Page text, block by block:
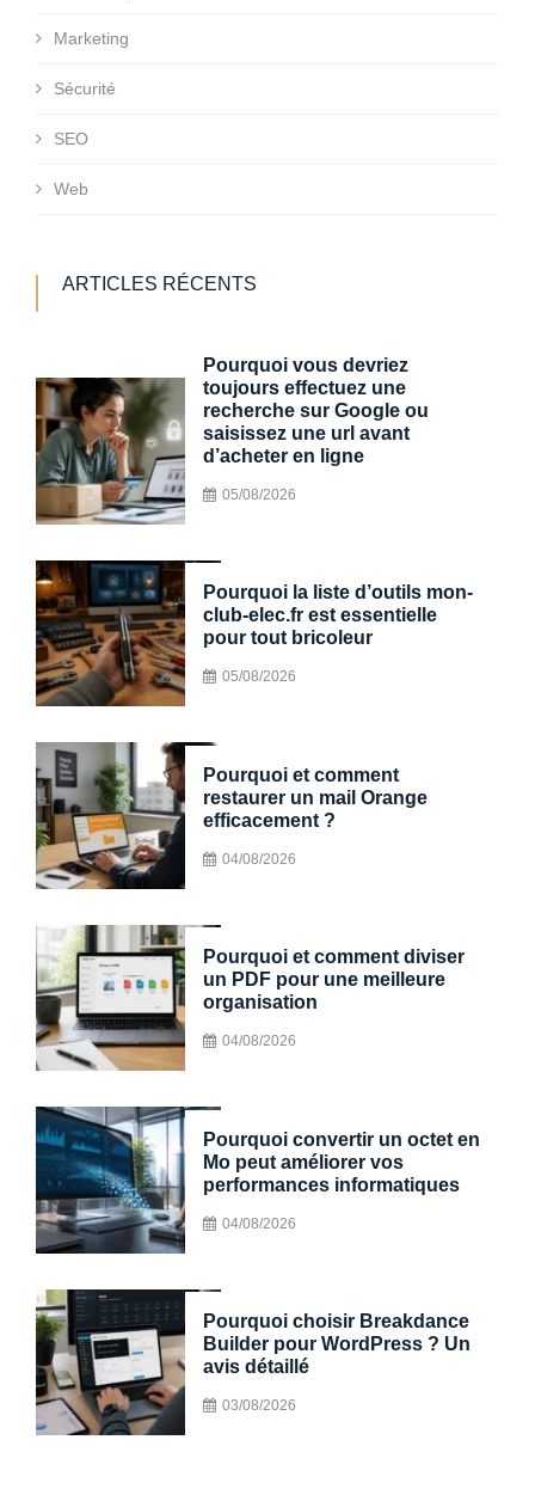
Marketing
Sécurité
SEO
Web
ARTICLES RÉCENTS
Pourquoi vous devriez
toujours effectuez une
recherche sur Google ou
saisissez une url avant
d’acheter en ligne
05/08/2026
Pourquoi la liste d’outils mon-
club-elec.fr est essentielle
pour tout bricoleur
05/08/2026
Pourquoi et comment
restaurer un mail Orange
efficacement ?
04/08/2026
Pourquoi et comment diviser
un PDF pour une meilleure
organisation
04/08/2026
Pourquoi convertir un octet en
Mo peut améliorer vos
performances informatiques
04/08/2026
Pourquoi choisir Breakdance
Builder pour WordPress ? Un
avis détaillé
03/08/2026